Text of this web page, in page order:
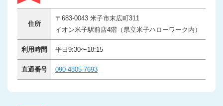
住所
〒683-0043 米子市末広町311
イオン米子駅前店4階（県立米子ハローワーク内）
利用時間 平日9:30〜18:15
直通番号 090-4805-7693